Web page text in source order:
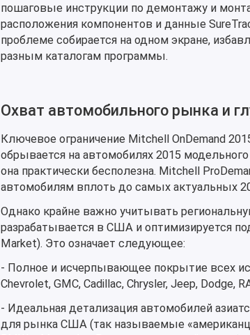
пошаговые инструкции по демонтажу и
расположения компонентов и данные
проблеме собирается на одном экране,
разным каталогам программы.
Охват автомобильного рынка и
Ключевое ограничение Mitchell OnDemand
обрывается на автомобилях 2015
она практически бесполезна. Mitchell
автомобилям вплоть до самых актуальных
Однако крайне важно учитывать
разрабатывается в США и оптимизируется
Market). Это означает следующее:
- Полное и исчерпывающее покрытие всех
Chevrolet, GMC, Cadillac, Chrysler, Jeep, Dodge,
- Идеальная детализация автомобилей
для рынка США (так называемые